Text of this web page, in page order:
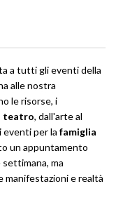
a tutti gli eventi della
alle nostra
le risorse, i
teatro, dall'arte al
eventi per la famiglia
un appuntamento
ma
manifestazioni e realtà